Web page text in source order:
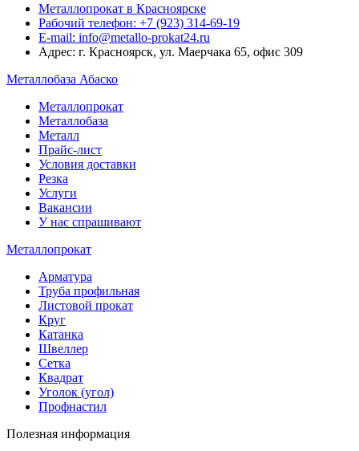
Металлопрокат в Красноярске
Рабочий телефон: +7 (923) 314-69-19
E-mail: info@metallo-prokat24.ru
Адрес: г. Красноярск, ул. Маерчака 65, офис 309
Металлобаза Абаско
Металлопрокат
Металлобаза
Металл
Прайс-лист
Условия доставки
Резка
Услуги
Вакансии
У нас спрашивают
Металлопрокат
Арматура
Труба профильная
Листовой прокат
Круг
Катанка
Швеллер
Сетка
Квадрат
Уголок (угол)
Профнастил
Полезная информация